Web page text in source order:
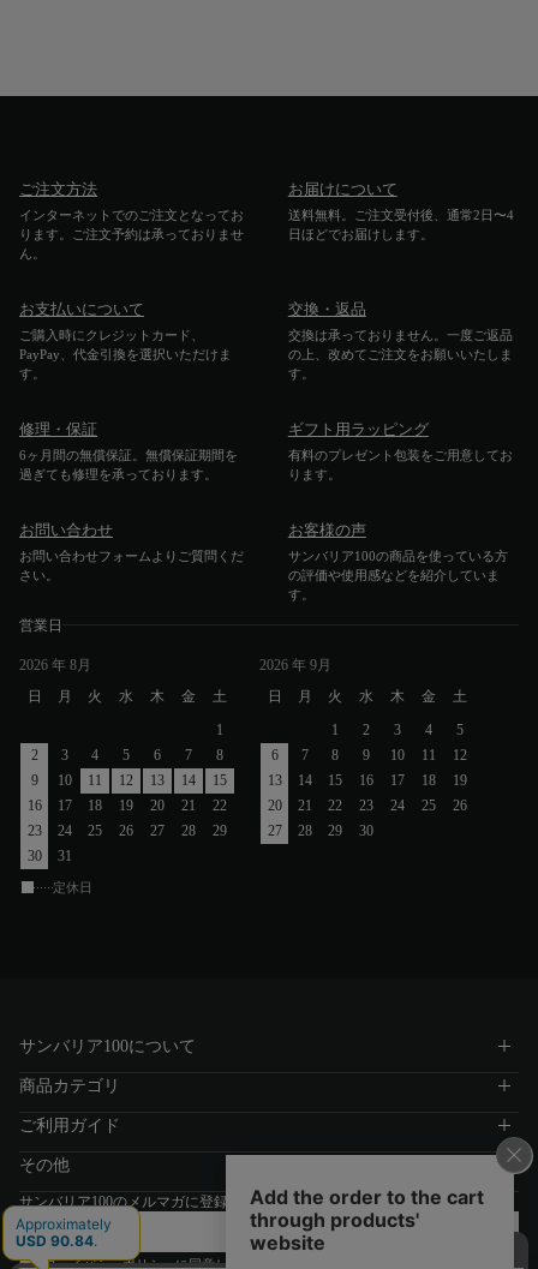
ご注文方法
インターネットでのご注文となってお
ります。ご注文予約は承っておりませ
ん。
お届けについて
送料無料。ご注文受付後、通常2日〜4
日ほどでお届けします。
お支払いについて
ご購入時にクレジットカード、
PayPay、代金引換を選択いただけま
す。
交換・返品
交換は承っておりません。一度ご返品
の上、改めてご注文をお願いいたしま
す。
修理・保証
6ヶ月間の無償保証。無償保証期間を
過ぎても修理を承っております。
ギフト用ラッピング
有料のプレゼント包装をご用意してお
ります。
お問い合わせ
お問い合わせフォームよりご質問くだ
さい。
お客様の声
サンバリア100の商品を使っている方
の評価や使用感などを紹介していま
す。
営業日
2026 年 8月
日
月 火 水 木 金
土
1
2
3 4 5 6 7
8
9
10 11 12 13 14
15
16
17 18 19 20 21
22
23
24 25 26 27 28
29
30
31
2026 年 9月
日
月 火 水 木 金
土
1
2 3 4
5
6
7 8 9 10 11
12
13
14 15 16 17 18
19
20
21 22 23 24 25
26
27
28 29 30
定休日
サンバリア100について
商品カテゴリ
ご利用ガイド
その他
サンバリア100のメルマガに登録する
プライバシーポリシーに同意します